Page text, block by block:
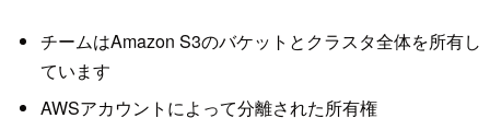
チームはAmazon S3のバケットとクラスタ全体を所有し
ています
AWSアカウントによって分離された所有権